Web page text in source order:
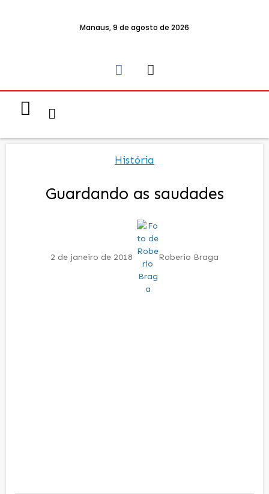
Manaus, 9 de agosto de 2026
História
Guardando as saudades
2 de janeiro de 2018 Roberio Braga